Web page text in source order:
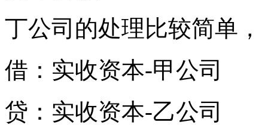
丁公司的处理比较简单，
借：实收资本-甲公司
贷：实收资本-乙公司